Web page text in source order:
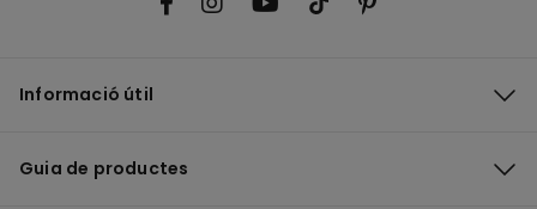
Informació útil
Guia de productes